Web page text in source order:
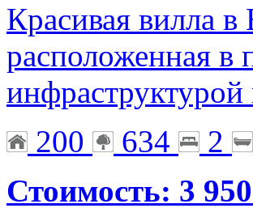
Красивая вилла
расположенная в
200
634 2
Стоимость: 3